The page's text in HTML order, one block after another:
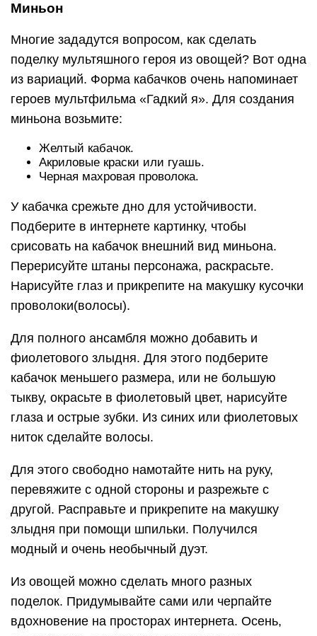
Миньон
Многие зададутся вопросом, как сделать
поделку мультяшного героя из овощей? Вот одна
из вариаций. Форма кабачков очень напоминает
героев мультфильма «Гадкий я». Для создания
миньона возьмите:
Желтый кабачок.
Акриловые краски или гуашь.
Черная махровая проволока.
У кабачка срежьте дно для устойчивости.
Подберите в интернете картинку, чтобы
срисовать на кабачок внешний вид миньона.
Перерисуйте штаны персонажа, раскрасьте.
Нарисуйте глаз и прикрепите на макушку кусочки
проволоки(волосы).
Для полного ансамбля можно добавить и
фиолетового злыдня. Для этого подберите
кабачок меньшего размера, или не большую
тыкву, окрасьте в фиолетовый цвет, нарисуйте
глаза и острые зубки. Из синих или фиолетовых
ниток сделайте волосы.
Для этого свободно намотайте нить на руку,
перевяжите с одной стороны и разрежьте с
другой. Расправьте и прикрепите на макушку
злыдня при помощи шпильки. Получился
модный и очень необычный дуэт.
Из овощей можно сделать много разных
поделок. Придумывайте сами или черпайте
вдохновение на просторах интернета. Осень,